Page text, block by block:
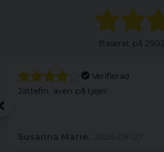
Baserat på
Verifierad
Jättefin, även på tjejer.